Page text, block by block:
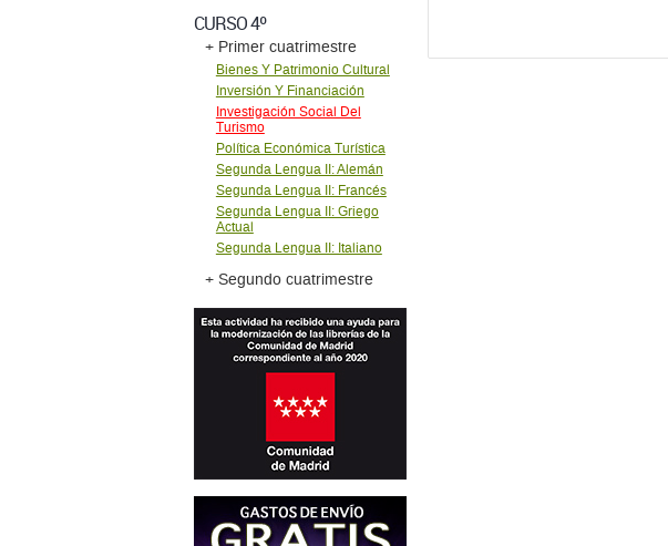
CURSO 4º
+ Primer cuatrimestre
Bienes Y Patrimonio Cultural
Inversión Y Financiación
Investigación Social Del
Turismo
Política Económica Turística
Segunda Lengua II: Alemán
Segunda Lengua II: Francés
Segunda Lengua II: Griego
Actual
Segunda Lengua II: Italiano
+ Segundo cuatrimestre